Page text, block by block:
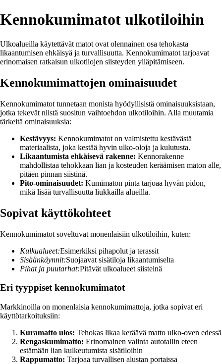
Kennokumimatot ulkotiloihin
Ulkoalueilla käytettävät matot ovat olennainen osa tehokasta
likaantumisen ehkäisyä ja turvallisuutta. Kennokumimatot tarjoavat
erinomaisen ratkaisun ulkotilojen siisteyden ylläpitämiseen.
Kennokumimattojen ominaisuudet
Kennokumimatot tunnetaan monista hyödyllisistä ominaisuuksistaan,
jotka tekevät niistä suositun vaihtoehdon ulkotiloihin. Alla muutamia
tärkeitä ominaisuuksia:
Kestävyys: Kennokumimatot on valmistettu kestävästä
materiaalista, joka kestää hyvin ulko-oloja ja kulutusta.
Likaantumista ehkäisevä rakenne: Kennorakenne
mahdollistaa tehokkaan lian ja kosteuden keräämisen maton alle,
pitäen pinnan siistinä.
Pito-ominaisuudet: Kumimaton pinta tarjoaa hyvän pidon,
mikä lisää turvallisuutta liukkailla alueilla.
Sopivat käyttökohteet
Kennokumimatot soveltuvat monenlaisiin ulkotiloihin, kuten:
Kulkualueet:Esimerkiksi pihapolut ja terassit
Sisäänkäynnit:Suojaavat sisätiloja likaantumiselta
Pihat ja puutarhat:Pitävät ulkoalueet siisteinä
Eri tyyppiset kennokumimatot
Markkinoilla on monenlaisia kennokumimattoja, jotka sopivat eri
käyttötarkoituksiin:
Kuramatto ulos: Tehokas likaa keräävä matto ulko-oven edessä
Rengaskumimatto: Erinomainen valinta autotallin eteen
estämään lian kulkeutumista sisätiloihin
Rappumatto: Tarjoaa turvallisen alustan portaissa